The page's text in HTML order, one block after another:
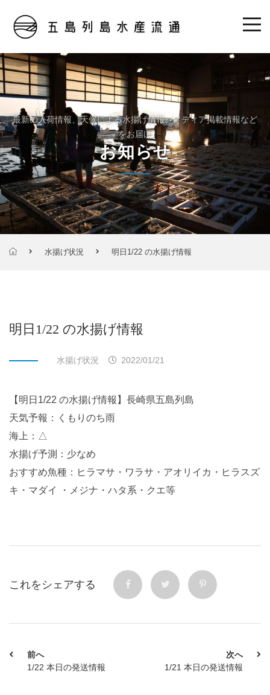
最新の入荷情報、天候による水揚げ情報、メディア掲載情報など
をお届け
お知らせ
水揚げ状況 明日1/22 の水揚げ情報
明日1/22 の水揚げ情報
水揚げ状況 2022/01/21
【明日1/22 の水揚げ情報】長崎県五島列島
天気予報：くもりのち雨
海上：△
水揚げ予測：少なめ
おすすめ魚種：ヒラマサ・ワラサ・アオリイカ・ヒラスズ
キ・マダイ ・メジナ・ハタ系・クエ等
これをシェアする
前へ
1/22 本日の発送情報
次へ
1/21 本日の発送情報